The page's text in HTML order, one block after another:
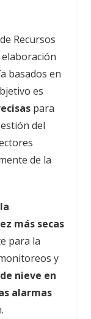
Recursos
basados en
es
para
del
de la
la
más secas
para la
y
nieve en
alarmas